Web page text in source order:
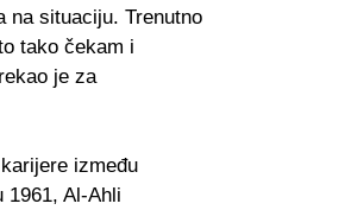
na situaciju. Trenutno
tako čekam i
je za
između
1961, Al-Ahli